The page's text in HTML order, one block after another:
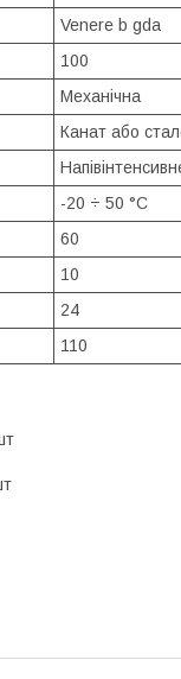
Venere b gda
100
Механічна
Канат або
-20 ÷ 50 °C
60
10
24
110